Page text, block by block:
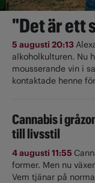
"Det är ett
5 augusti 20:13
alkoholkulturen. Nu
mousserande vin i
kontaktade henne
Cannabis i
till livsstil
4 augusti 11:55
former. Men nu
Vem tjänar på